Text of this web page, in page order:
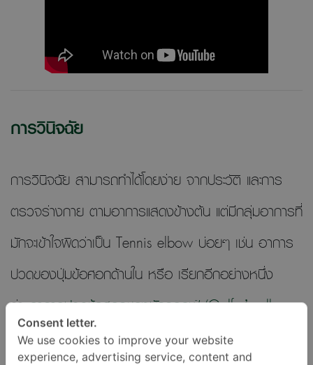
การวินิจฉัย
การวินิจฉัย สามารถทำได้โดยง่าย จากประวัติ และการ
ตรวจร่างกาย ตามอาการแสดงข้างต้น แต่มีกลุ่มอาการที่
มักจะเข้าใจผิดว่าเป็น Tennis elbow บ่อยๆ เช่น อาการ
ปวดของปุ่มข้อศอกด้านใน หรือ เรียกอีกอย่างหนึ่ง
ว่าอาการปวดข้อศอกของนักกอลฟ์ (Golfer’s elbow
ส่วนอีกอาการหนึ่ง คือ อาการปวดบริเวณปลาย
Consent letter.
We use cookies to improve your website
experience, advertising service, content and